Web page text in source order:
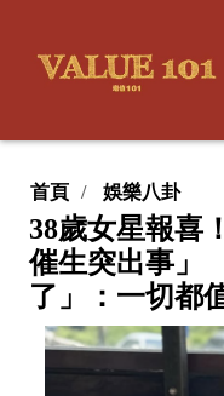
首頁 娛樂八卦
38歲女星報喜
催生突出事」
了」：一切都